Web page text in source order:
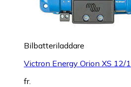
Bilbatteriladdare
Victron Energy Orion XS 12/
fr.